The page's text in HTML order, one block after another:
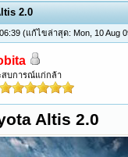
2.0
(แก้ไขล่าสุด: Mon, 10 Aug
สบการณ์แก่กล้า
Altis 2.0